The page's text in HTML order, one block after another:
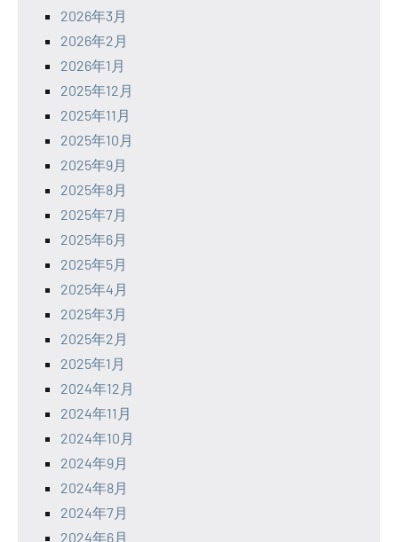
2026年3月
2026年2月
2026年1月
2025年12月
2025年11月
2025年10月
2025年9月
2025年8月
2025年7月
2025年6月
2025年5月
2025年4月
2025年3月
2025年2月
2025年1月
2024年12月
2024年11月
2024年10月
2024年9月
2024年8月
2024年7月
2024年6月